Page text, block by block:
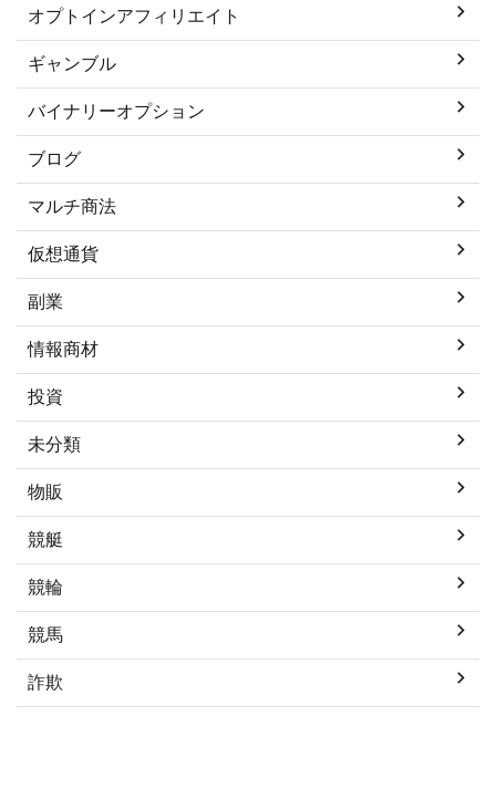
オプトインアフィリエイト
ギャンブル
バイナリーオプション
ブログ
マルチ商法
仮想通貨
副業
情報商材
投資
未分類
物販
競艇
競輪
競馬
詐欺